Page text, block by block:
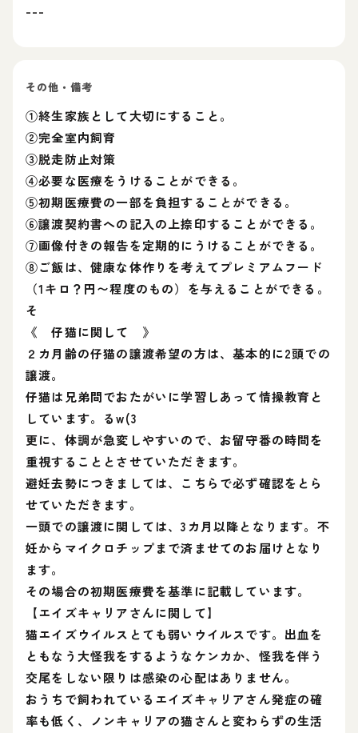
---
その他・備考
①終生家族として大切にすること。
②完全室内飼育
③脱走防止対策
④必要な医療をうけることができる。
⑤初期医療費の一部を負担することができる。
⑥譲渡契約書への記入の上捺印することができる。
⑦画像付きの報告を定期的にうけることができる。
⑧ご飯は、健康な体作りを考えてプレミアムフード
（1キロ？円〜程度のもの）を与えることができる。
そ
《 仔猫に関して 》
２カ月齢の仔猫の譲渡希望の方は、基本的に2頭での
譲渡。
仔猫は兄弟間でおたがいに学習しあって情操教育と
しています。るw(3
更に、体調が急変しやすいので、お留守番の時間を
重視することとさせていただきます。
避妊去勢につきましては、こちらで必ず確認をとら
せていただきます。
一頭での譲渡に関しては、3カ月以降となります。不
妊からマイクロチップまで済ませてのお届けとなり
ます。
その場合の初期医療費を基準に記載しています。
【エイズキャリアさんに関して】
猫エイズウイルスとても弱いウイルスです。出血を
ともなう大怪我をするようなケンカか、怪我を伴う
交尾をしない限りは感染の心配はありません。
おうちで飼われているエイズキャリアさん発症の確
率も低く、ノンキャリアの猫さんと変わらずの生活